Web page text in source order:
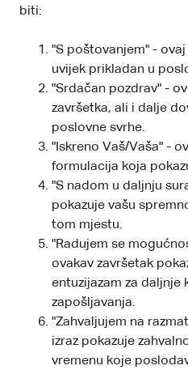
biti:
"S poštovanjem" -
uvijek prikladan u
"Srdačan pozdrav" -
završetka, ali i dalje
poslovne svrhe.
"Iskreno Vaš/Vaša" -
formulacija koja
"S nadom u daljnju
pokazuje vašu
tom mjestu.
"Radujem se
ovakav završetak
entuzijazam za daljnje
zapošljavanja.
"Zahvaljujem na
izraz pokazuje
vremenu koje